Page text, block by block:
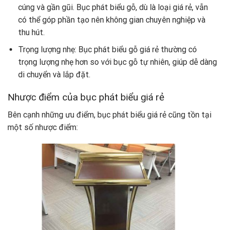
cúng và gần gũi. Bục phát biểu gỗ, dù là loại giá rẻ, vẫn
có thể góp phần tạo nên không gian chuyên nghiệp và
thu hút.
Trọng lượng nhẹ: Bục phát biểu gỗ giá rẻ thường có
trọng lượng nhẹ hơn so với bục gỗ tự nhiên, giúp dễ dàng
di chuyển và lắp đặt.
Nhược điểm của bục phát biểu giá rẻ
Bên cạnh những ưu điểm, bục phát biểu giá rẻ cũng tồn tại
một số nhược điểm: